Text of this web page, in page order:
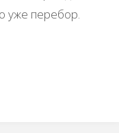
уже перебор.